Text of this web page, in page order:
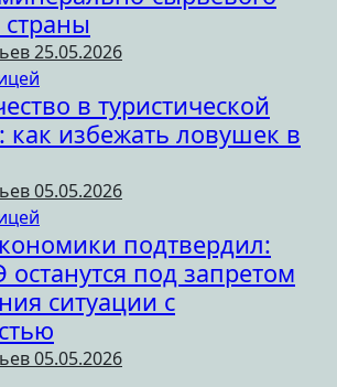
25.05.2026
в туристической
как избежать ловушек в
05.05.2026
подтвердил:
под запретом
ситуации с
05.05.2026